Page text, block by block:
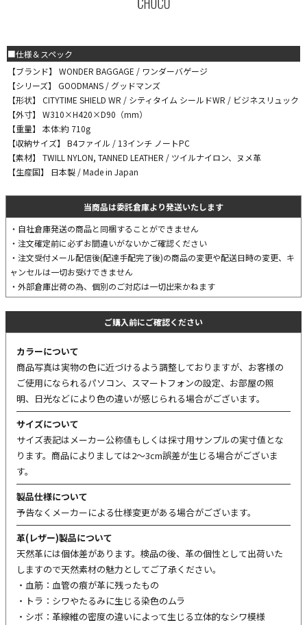
■仕様＆スペック
【ブランド】 WONDER BAGGAGE / ワンダーバゲージ
【シリーズ】 GOODMANS / グッドマンズ
【形状】 CITYTIME SHIELD WR / シティタイム シールドWR / ビジネスリュック
【外寸】 W310×H420×D90（mm）
【重量】 本体:約 710g
【収納サイズ】 B4ファイル / 13インチ ノートPC
【素材】 TWILL NYLON, TANNED LEATHER / ツイルナイロン、ヌメ革
【生産国】 日本製 / Made in Japan
当商品は委託倉庫より発送いたします
・自社倉庫発送の商品と同梱することができません
・注文確定前に必ずお間違いがないかご確認ください
・注文受付メール配信後(配達手配完了後)の商品の変更や配送日時の変更、キ
ャンセルは一切お受けできません
・外部倉庫出荷の為、個別のご対応は一切出来かねます
ご購入前にご確認ください
カラーについて
商品写真は実物の色に近づけるよう調整しておりますが、お客様の
ご使用になられるパソコン、スマートフォンの設定、お部屋の照
明、日光などにより色の違いが感じられる場合がございます。
サイズについて
サイズ表記はメーカー公称値もしくは採寸用サンプルの実寸値とな
ります。商品によりましては2〜3cm誤差が生じる場合がございま
す。
製品仕様について
予告なくメーカーによる仕様変更がある場合がございます。
革(レザー)製品について
天然革には個体差があります。検品の後、革の個性として出荷いた
しますので天然素材の魅力としてご了承ください。
・血筋：血管の痕が革に残ったもの
・トラ：シワやたるみに生じる染色のムラ
・シボ：革線維の密度の違いによって生じる立体的なシワ模様